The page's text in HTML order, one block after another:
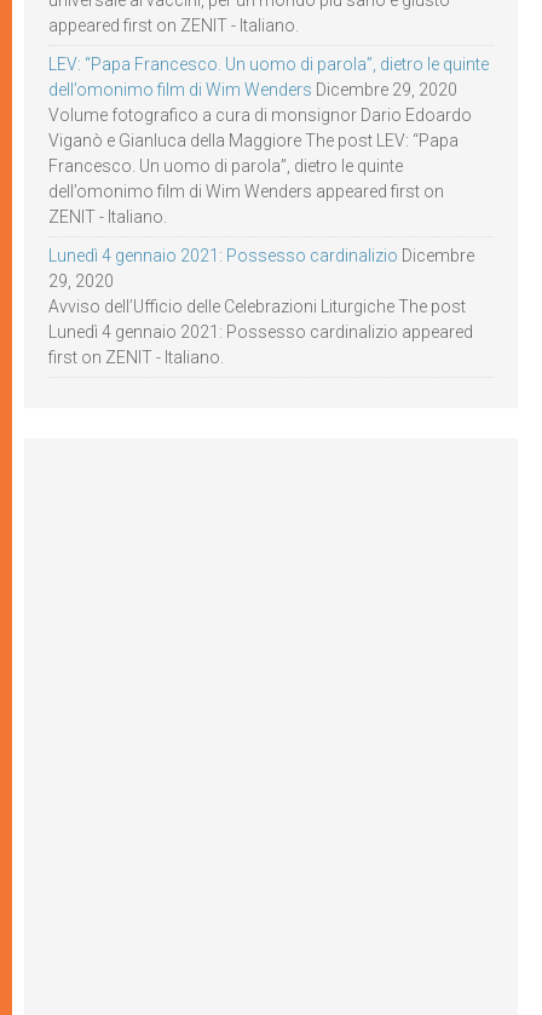
appeared first on ZENIT - Italiano.
LEV: “Papa Francesco. Un uomo di parola”, dietro le quinte
dell’omonimo film di Wim Wenders Dicembre 29, 2020
Volume fotografico a cura di monsignor Dario Edoardo
Viganò e Gianluca della Maggiore The post LEV: “Papa
Francesco. Un uomo di parola”, dietro le quinte
dell’omonimo film di Wim Wenders appeared first on
ZENIT - Italiano.
Lunedì 4 gennaio 2021: Possesso cardinalizio Dicembre
29, 2020
Avviso dell’Ufficio delle Celebrazioni Liturgiche The post
Lunedì 4 gennaio 2021: Possesso cardinalizio appeared
first on ZENIT - Italiano.